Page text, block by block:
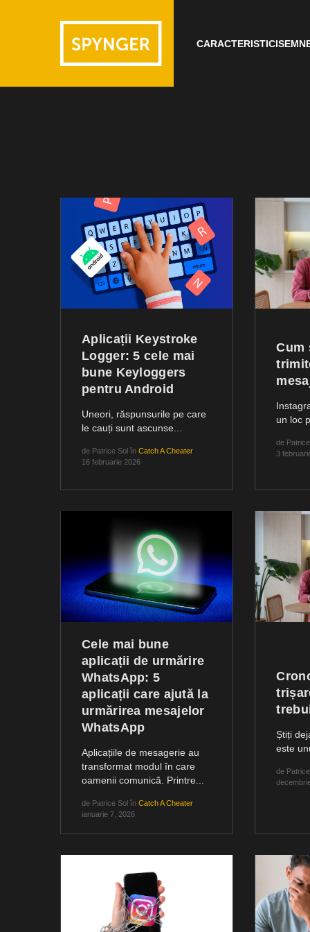
CARACTERISTICI
Aplicații Keystroke
Logger: 5 cele mai
bune Keyloggers
pentru Android
Uneori, răspunsurile pe care
le cauți sunt ascunse...
de Patrice Sol în Catch A Cheater
16 februarie 2026
Cum
un loc
de
3
Cele mai bune
aplicații de urmărire
WhatsApp: 5
aplicații care ajută la
urmărirea mesajelor
WhatsApp
Aplicațiile de mesagerie au
transformat modul în care
oamenii comunică. Printre...
de Patrice Sol în Catch A Cheater
ianuarie 7, 2026
Știți
este
de